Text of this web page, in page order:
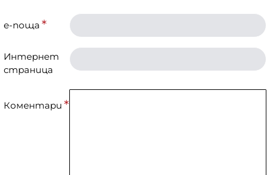
е-поща
Интернет
страница
Коментари